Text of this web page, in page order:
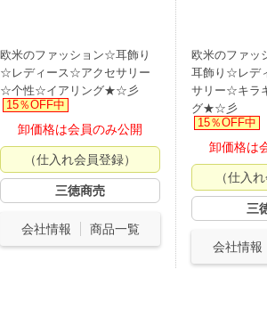
欧米のファッション☆耳飾り
☆レディース☆アクセサリー
☆个性☆イアリング★☆彡
15％OFF中
卸価格は会員のみ公開
（仕入れ会員登録）
三徳商売
会社情報 商品一覧
欧米のファ
耳飾り☆レデ
サリー☆キラ
グ★☆彡
15％OFF中
卸価格は
（仕入
三
会社情報